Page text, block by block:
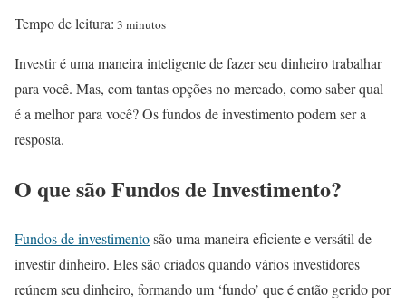
Tempo de leitura: 3 minutos
Investir é uma maneira inteligente de fazer seu dinheiro trabalhar
para você. Mas, com tantas opções no mercado, como saber qual
é a melhor para você? Os fundos de investimento podem ser a
resposta.
O que são Fundos de Investimento?
Fundos de investimentosão uma maneira eficiente e versátil de
investir dinheiro. Eles são criados quando vários investidores
reúnem seu dinheiro, formando um ‘fundo’ que é então gerido por